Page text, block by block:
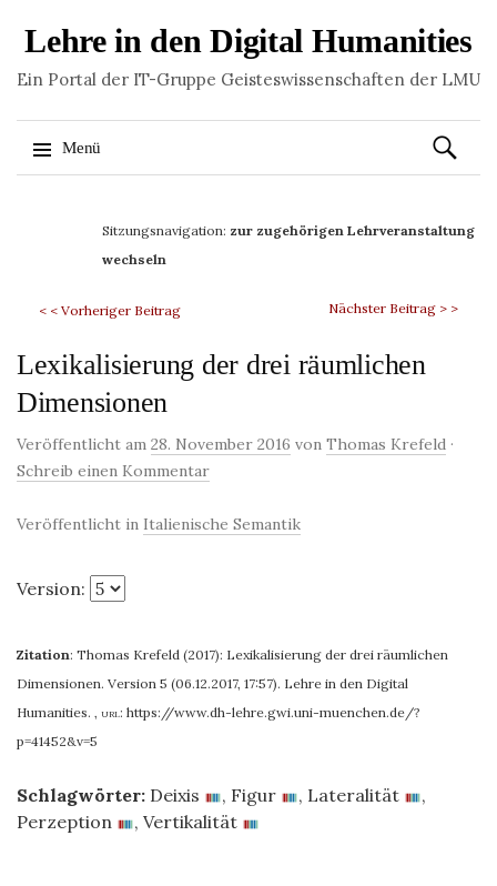
Lehre in den Digital Humanities
Ein Portal der IT-Gruppe Geisteswissenschaften der LMU
Menü
Suchen
nach:
Sitzungsnavigation: zur zugehörigen Lehrveranstaltung
wechseln
< < Vorheriger Beitrag Nächster Beitrag > >
Lexikalisierung der drei räumlichen
Dimensionen
Veröffentlicht am 28. November 2016 von Thomas Krefeld ·
Schreib einen Kommentar
Veröffentlicht in Italienische Semantik
Version:
Zitation: Thomas Krefeld (2017): Lexikalisierung der drei räumlichen
Dimensionen. Version 5 (06.12.2017, 17:57). Lehre in den Digital
Humanities. , url: https://www.dh-lehre.gwi.uni-muenchen.de/?
p=41452&v=5
Schlagwörter: Deixis , Figur , Lateralität
,
Perzeption
, Vertikalität